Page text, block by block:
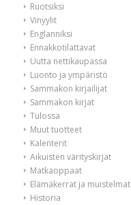
Ruotsiksi
Vinyylit
Englanniksi
Ennakkotilattavat
Uutta nettikaupassa
Luonto ja ympäristö
Sammakon kirjailijat
Sammakon kirjat
Tulossa
Muut tuotteet
Kalenterit
Aikuisten värityskirjat
Matkaoppaat
Elämäkerrat ja muistelmat
Historia